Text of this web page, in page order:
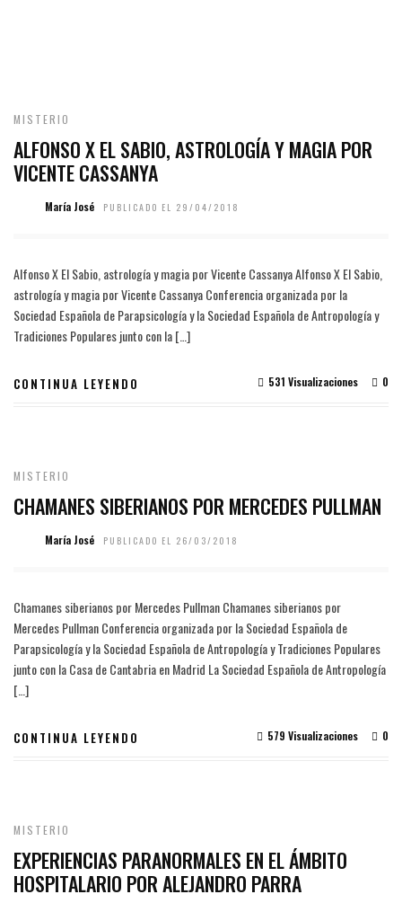
MISTERIO
ALFONSO X EL SABIO, ASTROLOGÍA Y MAGIA POR
VICENTE CASSANYA
María José PUBLICADO EL 29/04/2018
Alfonso X El Sabio, astrología y magia por Vicente Cassanya Alfonso X El Sabio,
astrología y magia por Vicente Cassanya Conferencia organizada por la
Sociedad Española de Parapsicología y la Sociedad Española de Antropología y
Tradiciones Populares junto con la […]
CONTINUA LEYENDO 0
531 Visualizaciones
MISTERIO
CHAMANES SIBERIANOS POR MERCEDES PULLMAN
María José PUBLICADO EL 26/03/2018
Chamanes siberianos por Mercedes Pullman Chamanes siberianos por
Mercedes Pullman Conferencia organizada por la Sociedad Española de
Parapsicología y la Sociedad Española de Antropología y Tradiciones Populares
junto con la Casa de Cantabria en Madrid La Sociedad Española de Antropología
[…]
CONTINUA LEYENDO 0
579 Visualizaciones
MISTERIO
EXPERIENCIAS PARANORMALES EN EL ÁMBITO
HOSPITALARIO POR ALEJANDRO PARRA